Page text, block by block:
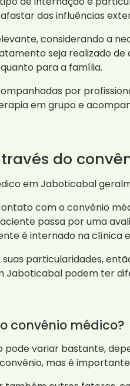
das influências
considerando a
seja realizado
para a família.
por
em grupo e
do
em Jaboticabal
com o convênio
passa por uma
é internado na clínica
particularidades,
Jaboticabal podem ter
convênio médico?
variar bastante,
mas é